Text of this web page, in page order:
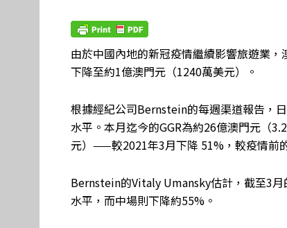
由於中國內地的新冠疫情繼續影響旅遊業
下降至約1億澳門元（1240萬美元）。
根據經紀公司Bernstein的每週渠道報告，
水平。本月迄今的GGR為約26億澳門元（
元）——較2021年3月下降 51%，較疫情前
Bernstein的Vitaly Umansky估計，截至3
水平，而中場則下降約55%。